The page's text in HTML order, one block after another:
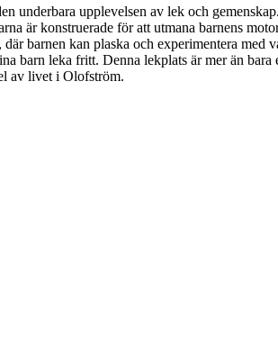
underbara upplevelsen av lek och
är konstruerade för att utmana barnens
barnen kan plaska och experimentera
barn leka fritt. Denna lekplats är mer än
av livet i Olofström.